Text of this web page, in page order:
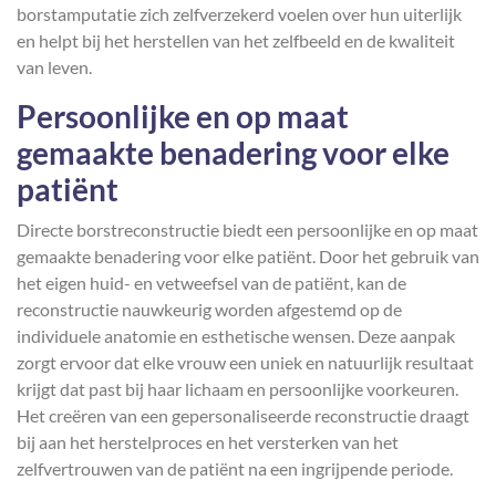
borstamputatie zich zelfverzekerd voelen over hun uiterlijk
en helpt bij het herstellen van het zelfbeeld en de kwaliteit
van leven.
Persoonlijke en op maat
gemaakte benadering voor elke
patiënt
Directe borstreconstructie biedt een persoonlijke en op maat
gemaakte benadering voor elke patiënt. Door het gebruik van
het eigen huid- en vetweefsel van de patiënt, kan de
reconstructie nauwkeurig worden afgestemd op de
individuele anatomie en esthetische wensen. Deze aanpak
zorgt ervoor dat elke vrouw een uniek en natuurlijk resultaat
krijgt dat past bij haar lichaam en persoonlijke voorkeuren.
Het creëren van een gepersonaliseerde reconstructie draagt
bij aan het herstelproces en het versterken van het
zelfvertrouwen van de patiënt na een ingrijpende periode.